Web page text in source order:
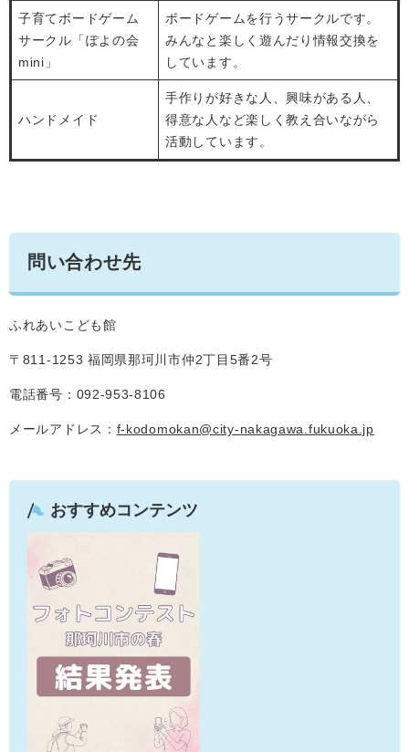
子育てボードゲーム
サークル「ぽよの会
mini」
ボードゲームを行うサークルです。
みんなと楽しく遊んだり情報交換を
しています。
ハンドメイド
手作りが好きな人、興味がある人、
得意な人など楽しく教え合いながら
活動しています。
問い合わせ先
ふれあいこども館
〒811-1253 福岡県那珂川市仲2丁目5番2号
電話番号：092-953-8106
メールアドレス： f-kodomokan@city-nakagawa.fukuoka.jp
おすすめコンテンツ